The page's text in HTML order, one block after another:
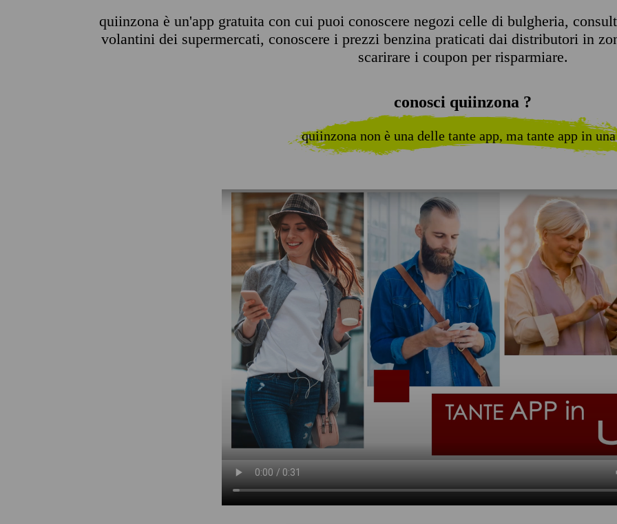
quiinzona è un'app gratuita con cui puoi conoscere negozi celle di bulgheria,
volantini dei supermercati, conoscere i prezzi benzina praticati dai distributori in
scarirare i coupon per risparmiare.
conosci quiinzona ?
quiinzona non è una delle tante app, ma tante app in